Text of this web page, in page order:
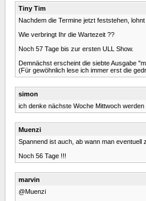
Tiny Tim
Nachdem die Termine jetzt feststehen,
Wie verbringt Ihr die Wartezeit ??
Noch 57 Tage bis zur ersten ULL Show.
Demnächst erscheint die siebte Ausgabe
(Für gewöhnlich lese ich immer erst die
simon
ich denke nächste Woche Mittwoch
Muenzi
Spannend ist auch, ab wann man eventuell
Noch 56 Tage !!!
marvin
@Muenzi